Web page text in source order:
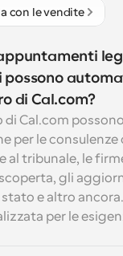
con le vendite
possono
di Cal.com?
di Cal.com
per le
al tribunale, le
gli
e altro
per le